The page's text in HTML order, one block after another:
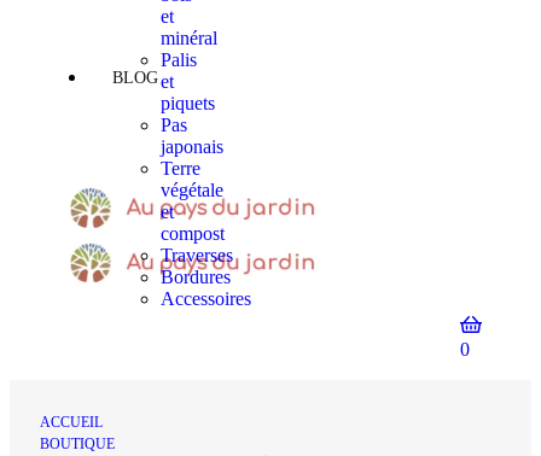
et
minéral
Palis
et
piquets
Pas
japonais
Terre
végétale
et
compost
Traverses
Bordures
Accessoires
BLOG
0
ACCUEIL
BOUTIQUE